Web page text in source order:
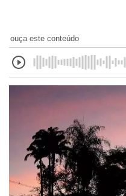
ouça este conteúdo